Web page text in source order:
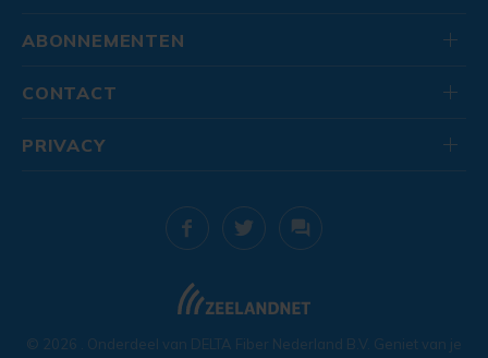
ABONNEMENTEN
CONTACT
© 2026 . Onderdeel van DELTA Fiber Nederland B.V. Geniet van je
PRIVACY